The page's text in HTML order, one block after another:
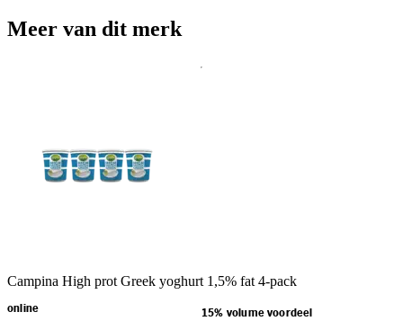
Meer van dit merk
Campina High prot Greek yoghurt 1,5% fat 4-pack
online 15% volume voordeel